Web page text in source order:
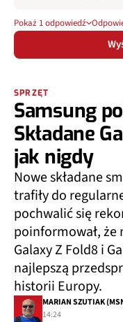
Pokaż 1 odpowiedź
SPRZĘT
Samsung
Składane
jak nigdy
Nowe składane
trafiły do
pochwalić się
poinformował, że
Galaxy Z Fold8 i
najlepszą
historii Europy.
MARIAN SZUTIAK
14:24